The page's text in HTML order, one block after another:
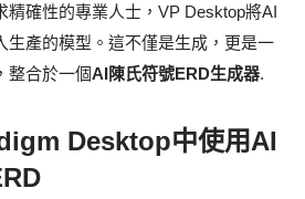
精確性的專業人士，VP Desktop將AI
生產的模型。這不僅是生成，更是一
整合於一個AI陳氏符號ERD生成器.
Desktop中使用AI